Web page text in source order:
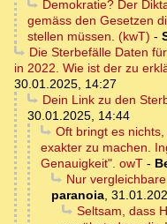
Demokratie? Der
gemäss den Gesetzen
stellen müssen. (kwT) -
Die Sterbefälle Daten
in 2022. Wie ist der zu
30.01.2025, 14:27
Dein Link zu den
30.01.2025, 14:44
Oft bringt es
exakter zu machen.
Genauigkeit". owT -
Nur
paranoia,
Seltsam, dass